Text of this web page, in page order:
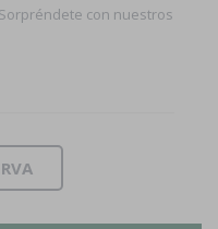
con nuestros